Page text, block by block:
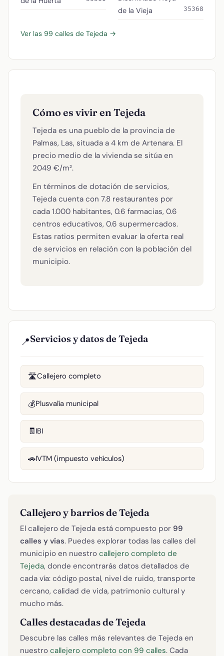
de la Vieja
35368
Ver las 99 calles de Tejeda →
Cómo es vivir en Tejeda
Tejeda es una pueblo de la provincia de
Palmas, Las, situada a 4 km de Artenara. El
precio medio de la vivienda se sitúa en
2049 €/m².
En términos de dotación de servicios,
Tejeda cuenta con 7.8 restaurantes por
cada 1.000 habitantes, 0.6 farmacias, 0.6
centros educativos, 0.6 supermercados.
Estas ratios permiten evaluar la oferta real
de servicios en relación con la población del
municipio.
📍Servicios y datos de Tejeda
🛣️Callejero completo
💰Plusvalía municipal
🧾IBI
🚗IVTM (impuesto vehículos)
Callejero y barrios de Tejeda
El callejero de Tejeda está compuesto por 99
calles y vías. Puedes explorar todas las calles del
municipio en nuestro callejero completo de
Tejeda, donde encontrarás datos detallados de
cada vía: código postal, nivel de ruido, transporte
cercano, calidad de vida, patrimonio cultural y
mucho más.
Calles destacadas de Tejeda
Descubre las calles más relevantes de Tejeda en
nuestro callejero completo con 99 calles. Cada